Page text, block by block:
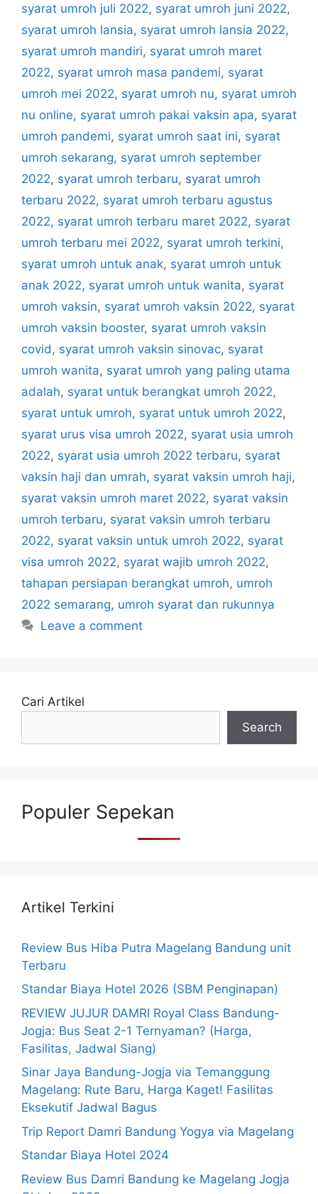
syarat umroh juli 2022, syarat umroh juni 2022,
syarat umroh lansia, syarat umroh lansia 2022,
syarat umroh mandiri, syarat umroh maret
2022, syarat umroh masa pandemi, syarat
umroh mei 2022, syarat umroh nu, syarat umroh
nu online, syarat umroh pakai vaksin apa, syarat
umroh pandemi, syarat umroh saat ini, syarat
umroh sekarang, syarat umroh september
2022, syarat umroh terbaru, syarat umroh
terbaru 2022, syarat umroh terbaru agustus
2022, syarat umroh terbaru maret 2022, syarat
umroh terbaru mei 2022, syarat umroh terkini,
syarat umroh untuk anak, syarat umroh untuk
anak 2022, syarat umroh untuk wanita, syarat
umroh vaksin, syarat umroh vaksin 2022, syarat
umroh vaksin booster, syarat umroh vaksin
covid , syarat umroh vaksin sinovac, syarat
umroh wanita, syarat umroh yang paling utama
adalah, syarat untuk berangkat umroh 2022,
syarat untuk umroh, syarat untuk umroh 2022,
syarat urus visa umroh 2022, syarat usia umroh
2022, syarat usia umroh 2022 terbaru, syarat
vaksin haji dan umrah, syarat vaksin umroh haji,
syarat vaksin umroh maret 2022, syarat vaksin
umroh terbaru, syarat vaksin umroh terbaru
2022, syarat vaksin untuk umroh 2022, syarat
visa umroh 2022, syarat wajib umroh 2022,
tahapan persiapan berangkat umroh, umroh
2022 semarang, umroh syarat dan rukunnya
Leave a comment
Cari Artikel
Search
Populer Sepekan
Artikel Terkini
Review Bus Hiba Putra Magelang Bandung unit
Terbaru
Standar Biaya Hotel 2026 (SBM Penginapan)
REVIEW JUJUR DAMRI Royal Class Bandung-
Jogja: Bus Seat 2-1 Ternyaman? (Harga,
Fasilitas, Jadwal Siang)
Sinar Jaya Bandung-Jogja via Temanggung
Magelang: Rute Baru, Harga Kaget! Fasilitas
Eksekutif Jadwal Bagus
Trip Report Damri Bandung Yogya via Magelang
Standar Biaya Hotel 2024
Review Bus Damri Bandung ke Magelang Jogja